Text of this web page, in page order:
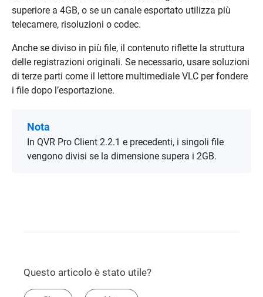
superiore a 4GB, o se un canale esportato utilizza più
telecamere, risoluzioni o codec.
Anche se diviso in più file, il contenuto riflette la struttura
delle registrazioni originali. Se necessario, usare soluzioni
di terze parti come il lettore multimediale VLC per fondere
i file dopo l’esportazione.
Nota
In QVR Pro Client 2.2.1 e precedenti, i singoli file
vengono divisi se la dimensione supera i 2GB.
Questo articolo è stato utile?